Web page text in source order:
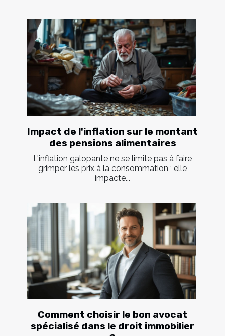
Impact de l'inflation sur le montant
des pensions alimentaires
L'inflation galopante ne se limite pas à faire
grimper les prix à la consommation ; elle
impacte...
Comment choisir le bon avocat
spécialisé dans le droit immobilier